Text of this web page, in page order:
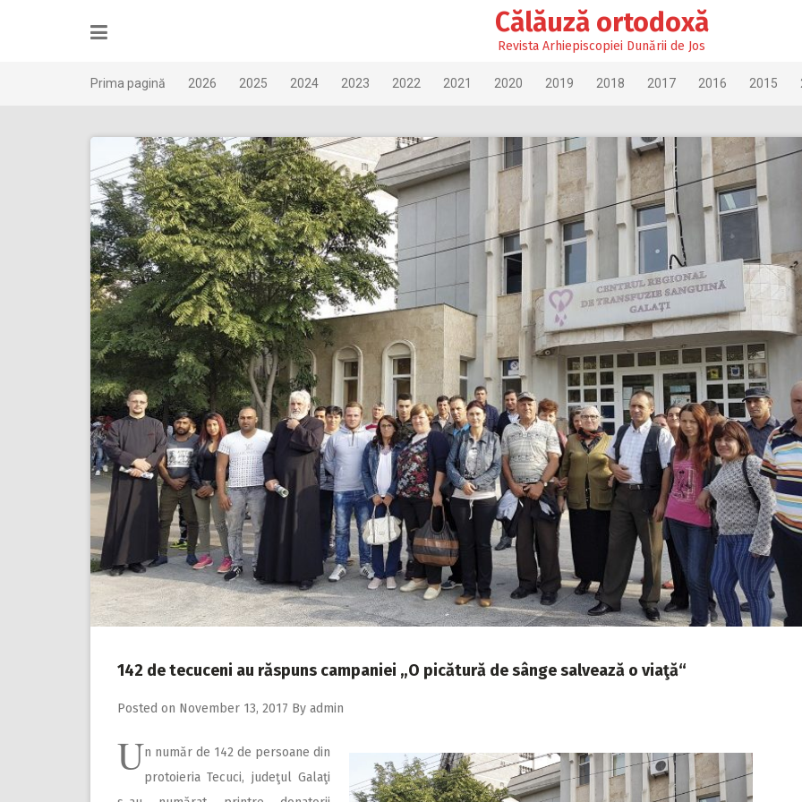
Călăuză ortodoxă
Revista Arhiepiscopiei Dunării de Jos
Prima pagină 2026 2025 2024 2023 2022 2021 2020 2019 2018 2017 2016 2015
142 de tecuceni au răspuns campaniei „O picătură de sânge salvează o viaţă“
Posted on November 13, 2017 By admin
Un număr de 142 de persoane din
protoieria Tecuci, judeţul Galaţi